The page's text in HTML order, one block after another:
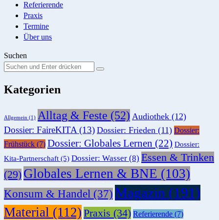
Referierende
Praxis
Termine
Über uns
Suchen
Suchen
nach:
Suche
Kategorien
Allgemein (1) Alltag & Feste (52) Audiothek (12)
Dossier: FaireKITA (13) Dossier: Frieden (11) Dossier:
Frühstück (7) Dossier: Globales Lernen (22) Dossier:
Kita-Partnerschaft (5) Dossier: Wasser (8) Essen & Trinken
(29) Globales Lernen & BNE (103)
Konsum & Handel (37) Magazin (191)
Material (112) Praxis (34) Referierende (7)